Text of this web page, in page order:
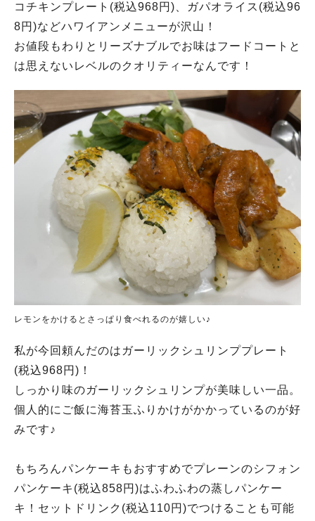
コチキンプレート(税込968円)、ガパオライス(税込96
8円)などハワイアンメニューが沢山！
お値段もわりとリーズナブルでお味はフードコートと
は思えないレベルのクオリティーなんです！
レモンをかけるとさっぱり食べれるのが嬉しい♪
私が今回頼んだのはガーリックシュリンププレート
(税込968円)！
しっかり味のガーリックシュリンプが美味しい一品。
個人的にご飯に海苔玉ふりかけがかかっているのが好
みです♪
もちろんパンケーキもおすすめでプレーンのシフォン
パンケーキ(税込858円)はふわふわの蒸しパンケー
キ！セットドリンク(税込110円)でつけることも可能